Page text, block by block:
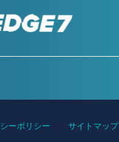
ーポリシー サイトマップ